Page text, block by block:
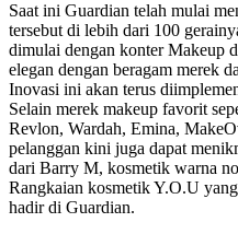
Saat ini Guardian telah mulai
tersebut di lebih dari 100
dimulai dengan konter Makeup
elegan dengan beragam merek
Inovasi ini akan terus
Selain merek makeup favorit
Revlon, Wardah, Emina,
pelanggan kini juga dapat
dari Barry M, kosmetik warna
Rangkaian kosmetik Y.O.U
hadir di Guardian.